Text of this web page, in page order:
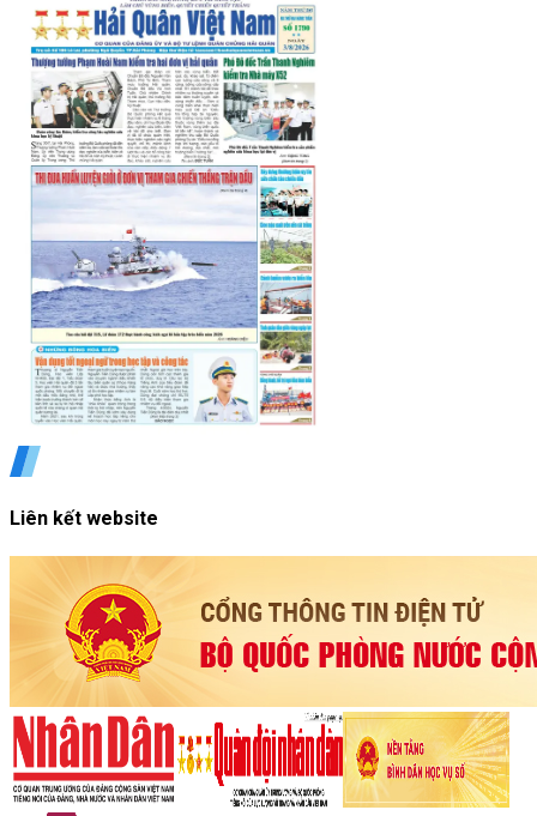
Liên kết website